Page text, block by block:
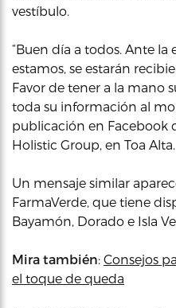
vestíbulo.
“Buen día a todos. Ante
estamos, se estarán
Favor de tener a la mano
toda su información al
publicación en Facebook
Holistic Group, en Toa Alta.
Un mensaje similar
FarmaVerde, que tiene
Bayamón, Dorado e Isla
Mira también: Consejos
el toque de queda